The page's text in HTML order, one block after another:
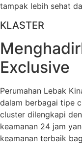
tampak lebih sehat
KLASTER
Exclusive
Perumahan Lebak
dalam berbagai tipe
cluster dilengkapi
keamanan 24 jam
keamanan terbaik